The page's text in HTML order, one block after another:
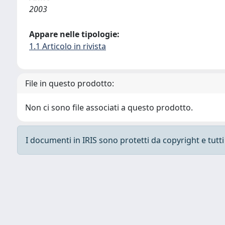
2003
Appare nelle tipologie:
1.1 Articolo in rivista
File in questo prodotto:
Non ci sono file associati a questo prodotto.
I documenti in IRIS sono protetti da copyright e